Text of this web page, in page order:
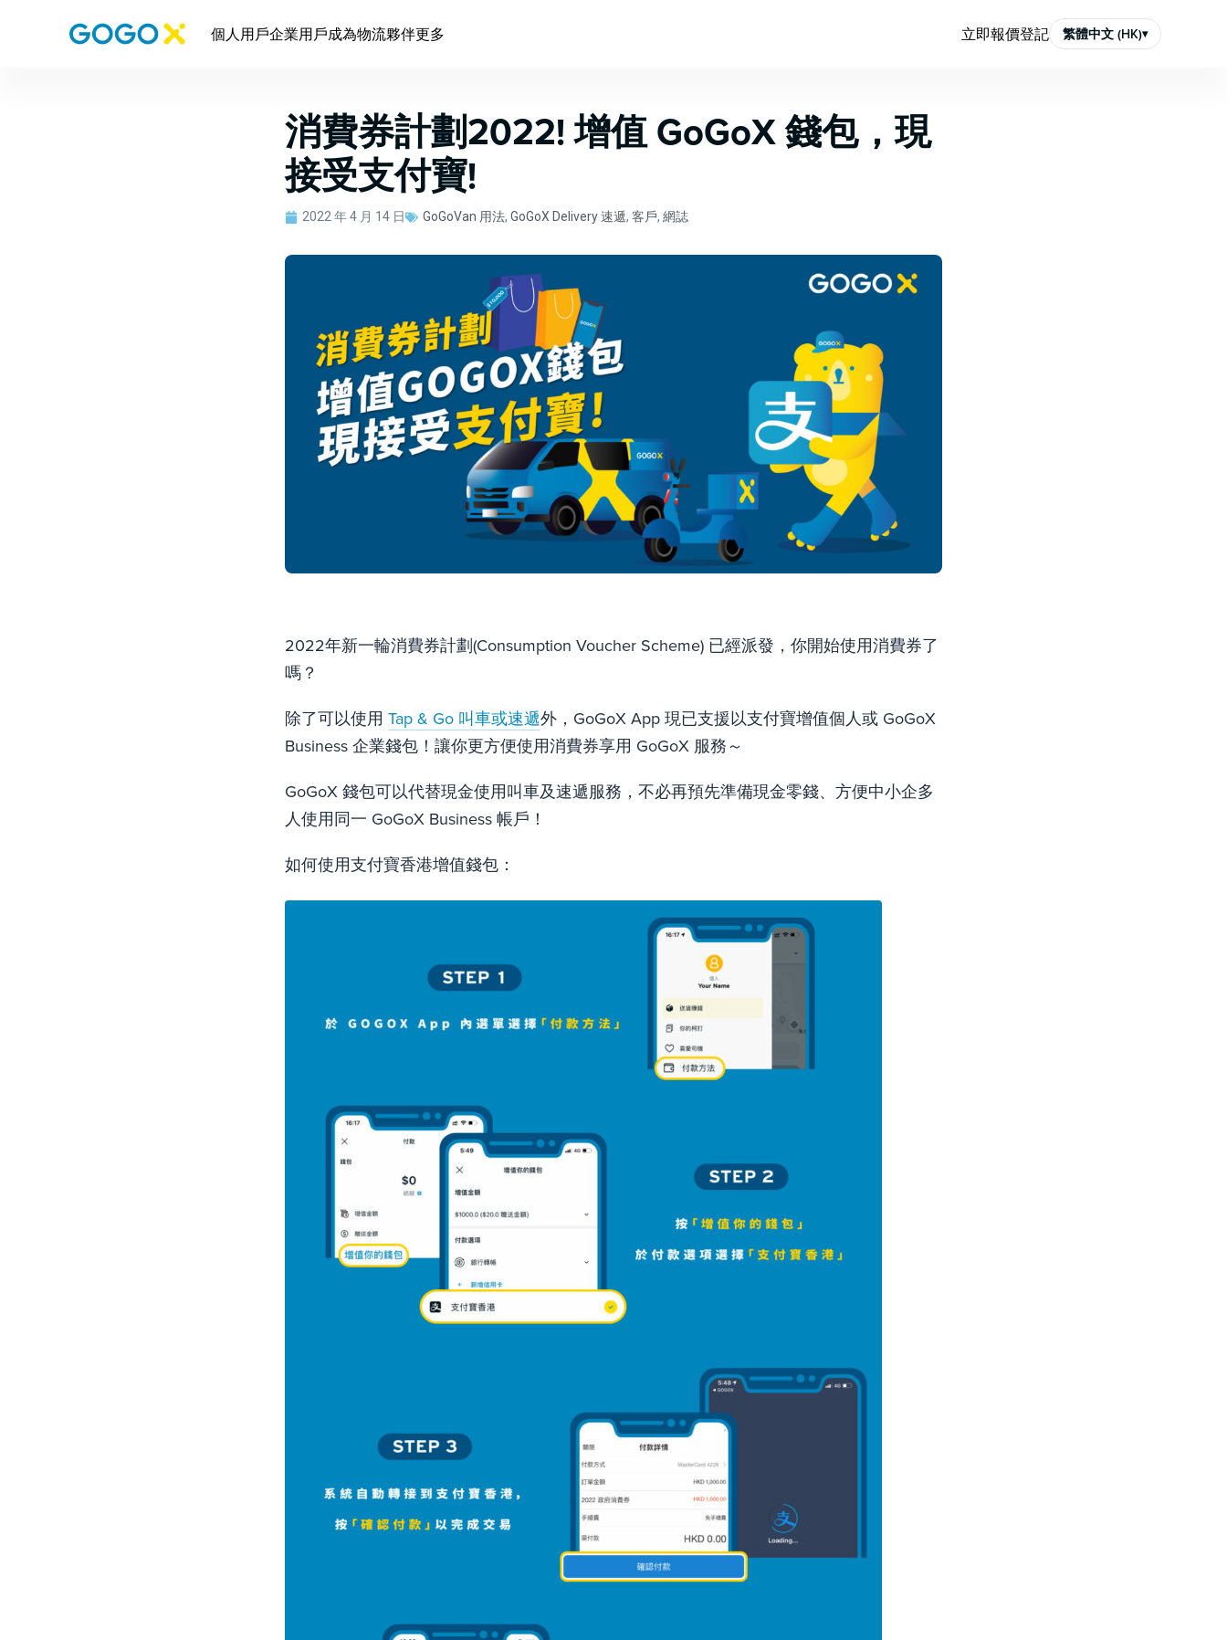
個人用戶企業用戶成為物流夥伴更多 立即報價登記 繁體中文 (HK)▾
消費券計劃2022! 增值 GoGoX 錢包，現
接受支付寶!
2022 年 4 月 14 日 GoGoVan 用法, GoGoX Delivery 速遞, 客戶, 網誌
2022年新一輪消費券計劃(Consumption Voucher Scheme) 已經派發，你開始使用消費券了
嗎？
除了可以使用 Tap & Go 叫車或速遞外，GoGoX App 現已支援以支付寶增值個人或 GoGoX
Business 企業錢包！讓你更方便使用消費券享用 GoGoX 服務～
GoGoX 錢包可以代替現金使用叫車及速遞服務，不必再預先準備現金零錢、方便中小企多
人使用同一 GoGoX Business 帳戶！
如何使用支付寶香港增值錢包：